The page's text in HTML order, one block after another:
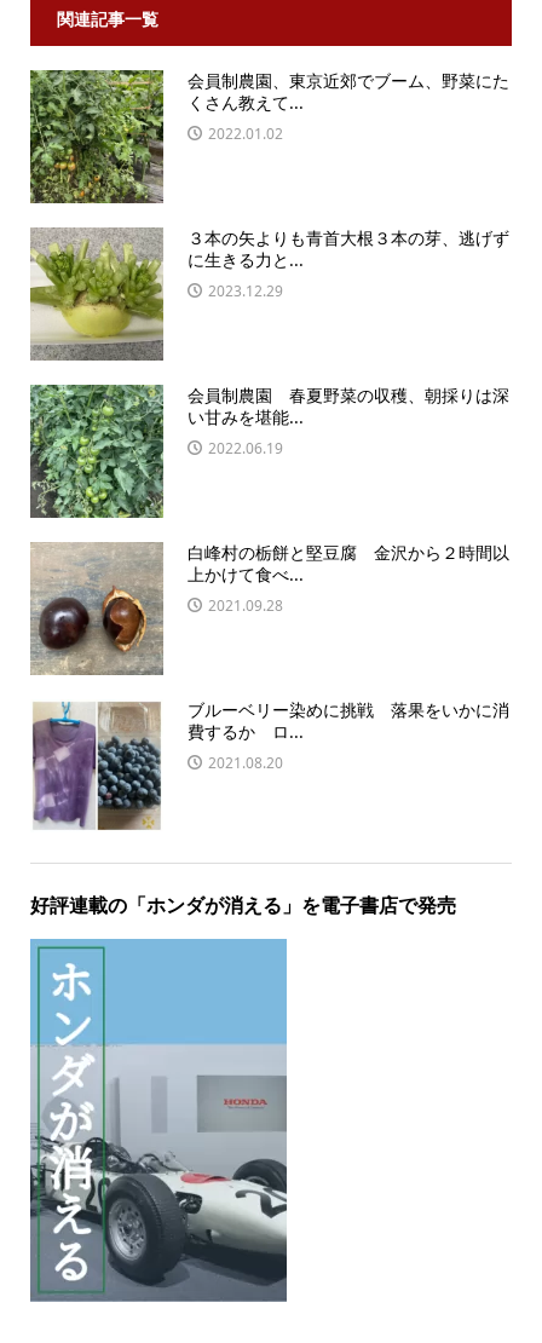
関連記事一覧
会員制農園、東京近郊でブーム、野菜にた
くさん教えて...
2022.01.02
３本の矢よりも青首大根３本の芽、逃げず
に生きる力と...
2023.12.29
会員制農園 春夏野菜の収穫、朝採りは深
い甘みを堪能...
2022.06.19
白峰村の栃餅と堅豆腐 金沢から２時間以
上かけて食べ...
2021.09.28
ブルーベリー染めに挑戦 落果をいかに消
費するか ロ...
2021.08.20
好評連載の「ホンダが消える」を電子書店で発売